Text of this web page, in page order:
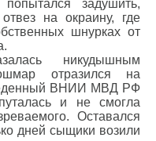
задушить,
на окраину, где
шнурках от
никудышным
отразился на
ВНИИ МВД РФ
и не смогла
Оставался
дней сыщики возили